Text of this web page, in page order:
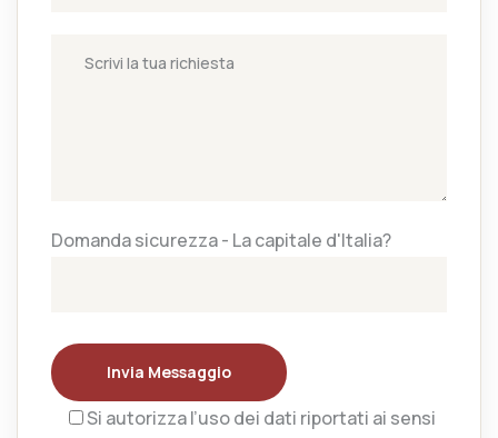
Domanda sicurezza - La capitale d'Italia?
Invia Messaggio
Si autorizza l’uso dei dati riportati ai sensi